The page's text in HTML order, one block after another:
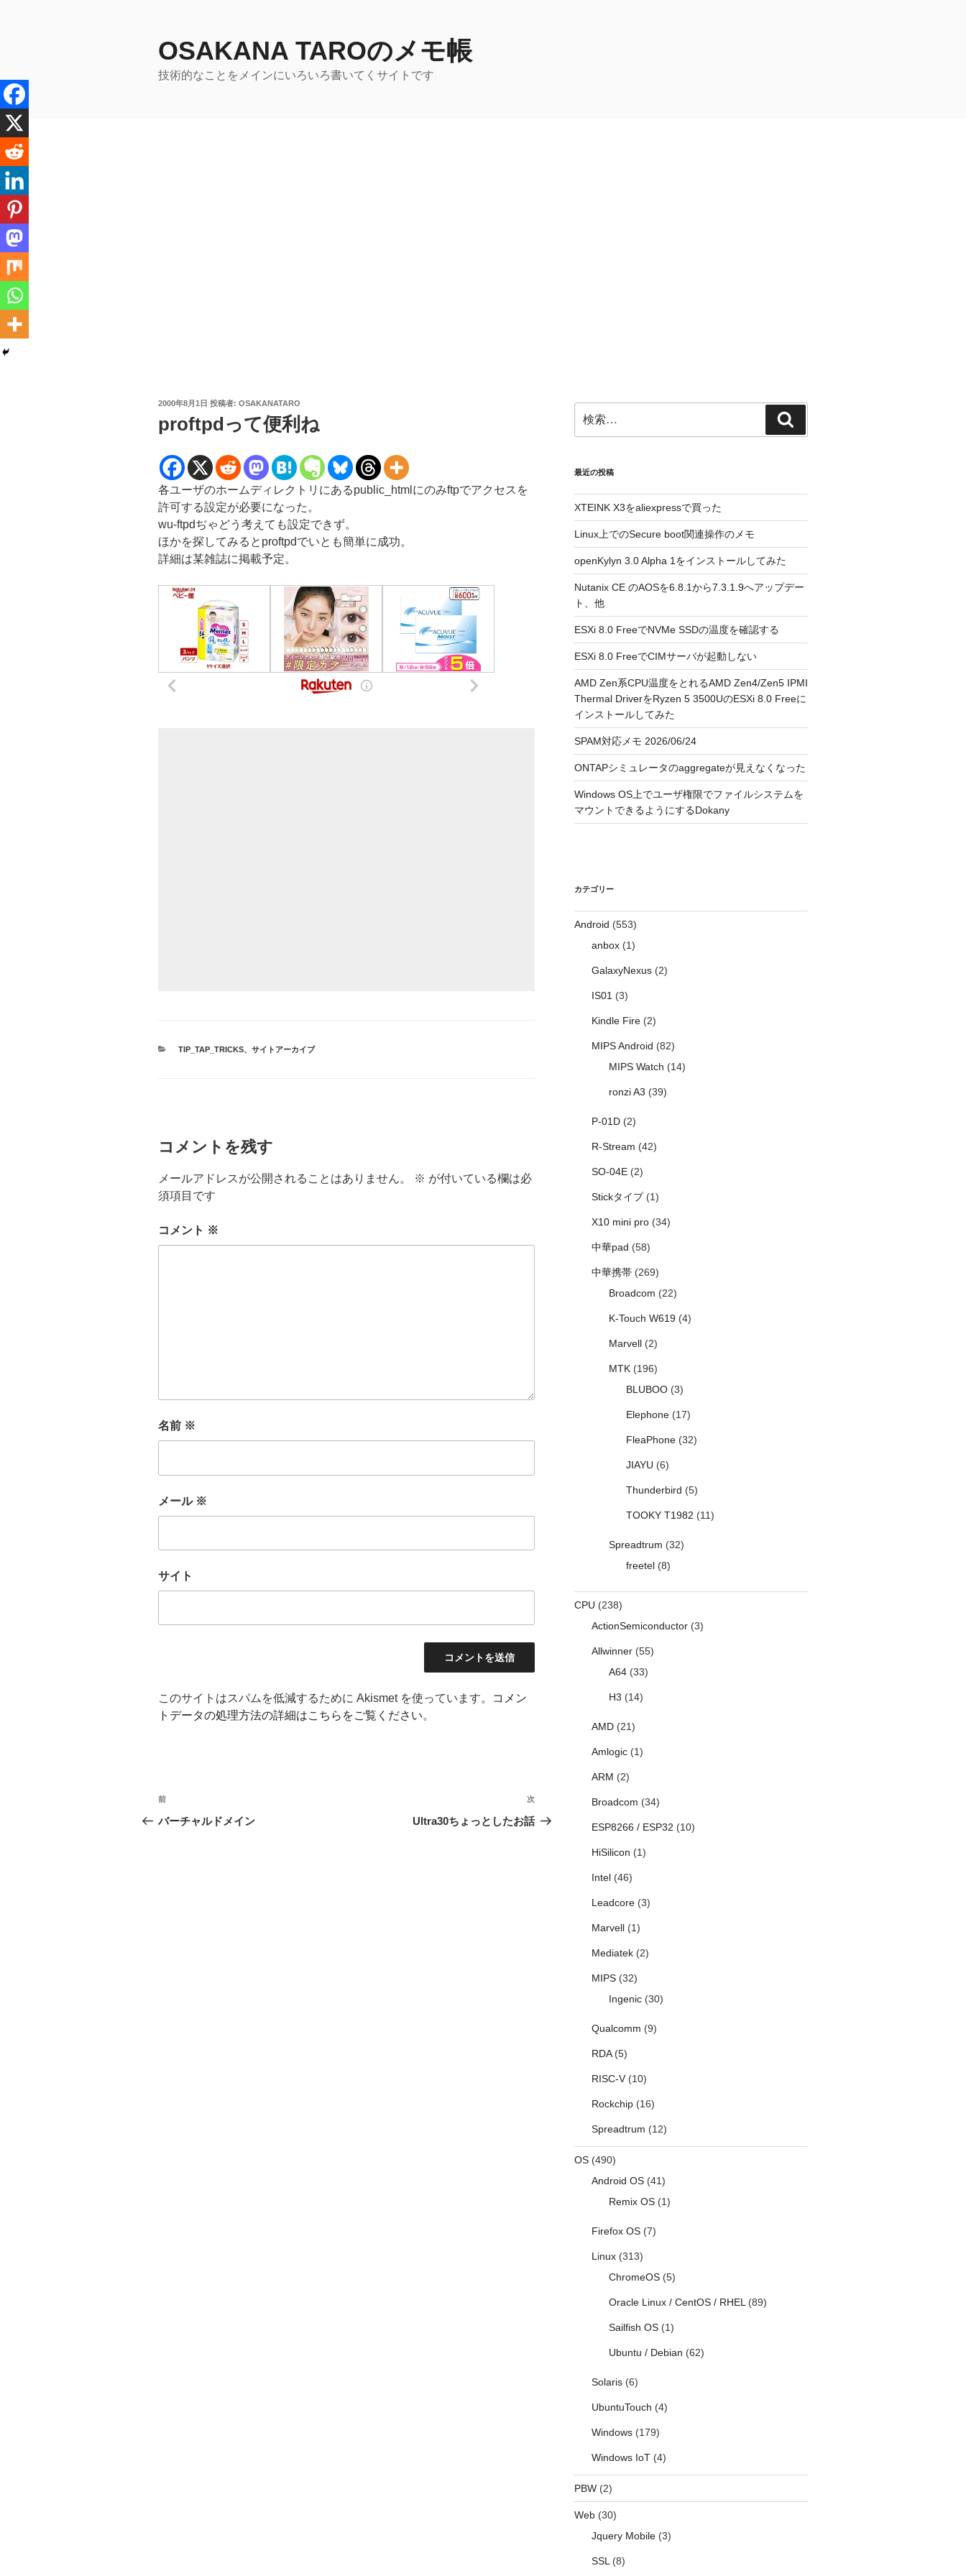
へ
ス
キ
プ
OSAKANA TAROのメモ帳
技術的なことをメインにいろいろ書いてくサイトです
投
日:
2000年8月1日 投稿者: OSAKANATARO
proftpdって便利ね
各ユーザのホームディレクトリにあるpublic_htmlにのみftpでアクセスを
許可する設定が必要になった。
wu-ftpdぢゃどう考えても設定できず。
ほかを探してみるとproftpdでいとも簡単に成功。
詳細は某雑誌に掲載予定。
カ
TIP_TAP_TRICKS、 サイトアーカイブ
コメントを残す
メールアドレスが公開されることはありません。 ※ が付いている欄は必
須項目です
コメント ※
名前 ※
メール ※
サイト
このサイトはスパムを低減するために Akismet を使っています。
コメン
トデータの処理方法の詳細はこちらをご覧ください。
投
稿
前
の
前
バーチャルドメイン
次
の
次
Ultra30ちょっとしたお話
索:
索
最近の投稿
XTEINK X3をaliexpressで買った
Linux上でのSecure boot関連操作のメモ
openKylyn 3.0 Alpha 1をインストールしてみた
Nutanix CE のAOSを6.8.1から7.3.1.9へアップデー
ト、他
ESXi 8.0 FreeでNVMe SSDの温度を確認する
ESXi 8.0 FreeでCIMサーバが起動しない
AMD Zen系CPU温度をとれるAMD Zen4/Zen5 IPMI
Thermal DriverをRyzen 5 3500UのESXi 8.0 Freeに
インストールしてみた
SPAM対応メモ 2026/06/24
ONTAPシミュレータのaggregateが見えなくなった
Windows OS上でユーザ権限でファイルシステムを
マウントできるようにするDokany
カテゴリー
Android (553)
anbox(1)
GalaxyNexus(2)
IS01(3)
Kindle Fire(2)
MIPS Android (82)
MIPS Watch (14)
ronzi A3 (39)
P-01D(2)
R-Stream (42)
SO-04E(2)
Stickタイプ(1)
X10 mini pro(34)
中華pad (58)
中華携帯(269)
Broadcom (22)
K-Touch W619(4)
Marvell(2)
MTK(196)
BLUBOO(3)
Elephone(17)
FleaPhone(32)
JIAYU (6)
Thunderbird (5)
TOOKY T1982 (11)
Spreadtrum (32)
freetel(8)
CPU (238)
ActionSemiconductor(3)
Allwinner(55)
A64(33)
H3 (14)
AMD(21)
Amlogic(1)
ARM (2)
Broadcom (34)
ESP8266 / ESP32 (10)
HiSilicon (1)
Intel(46)
Leadcore(3)
Marvell(1)
Mediatek(2)
MIPS(32)
Ingenic(30)
Qualcomm (9)
RDA(5)
RISC-V(10)
Rockchip(16)
Spreadtrum (12)
OS(490)
Android OS(41)
Remix OS(1)
Firefox OS(7)
Linux(313)
ChromeOS(5)
Oracle Linux / CentOS / RHEL(89)
Sailfish OS(1)
Ubuntu / Debian (62)
Solaris(6)
UbuntuTouch (4)
Windows(179)
Windows IoT(4)
PBW(2)
Web(30)
Jquery Mobile(3)
SSL(8)